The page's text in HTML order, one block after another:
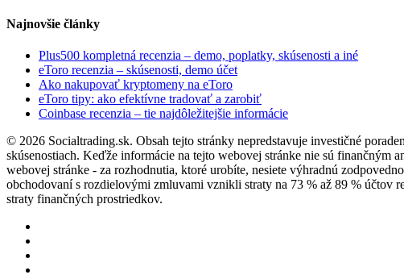
Najnovšie články
Plus500 kompletná recenzia – demo, poplatky, skúsenosti a iné
eToro recenzia – skúsenosti, demo účet
Ako nakupovať kryptomeny na eToro
eToro tipy: ako efektívne tradovať a zarobiť
Coinbase recenzia – tie najdôležitejšie informácie
© 2026 Socialtrading.sk. Obsah tejto stránky nepredstavuje investičné
skúsenostiach. Keďže informácie na tejto webovej stránke nie sú finančným
webovej stránke - za rozhodnutia, ktoré urobíte, nesiete výhradnú
obchodovaní s rozdielovými zmluvami vznikli straty na 73 % až 89 %
straty finančných prostriedkov.